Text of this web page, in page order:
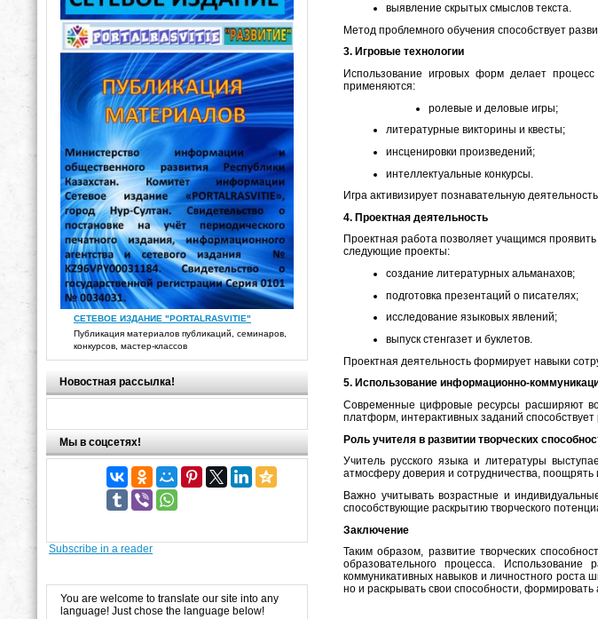
СЕТЕВОЕ ИЗДАНИЕ "PORTALRASVITIE"
Публикация материалов публикаций, семинаров,
конкурсов, мастер-классов
Новостная рассылка!
Мы в соцсетях!
Subscribe in a reader
You are welcome to translate our site into any
language! Just chose the language below!
выявление скрытых смыслов текста.
Метод проблемного обучения способствует
3. Игровые технологии
Использование игровых форм делает
применяются:
ролевые и деловые игры;
литературные викторины и квесты;
инсценировки произведений;
интеллектуальные конкурсы.
Игра активизирует познавательную
4. Проектная деятельность
Проектная работа позволяет учащимся
следующие проекты:
создание литературных альманахов;
подготовка презентаций о писателях;
исследование языковых явлений;
выпуск стенгазет и буклетов.
Проектная деятельность формирует навыки
5. Использование информационно-
Современные цифровые ресурсы расширяют
платформ, интерактивных заданий
Роль учителя в развитии творческих
Учитель русского языка и литературы
атмосферу доверия и сотрудничества,
Важно учитывать возрастные и
способствующие раскрытию творческого
Заключение
Таким образом, развитие творческих
образовательного процесса.
коммуникативных навыков и личностного роста
но и раскрывать свои способности,